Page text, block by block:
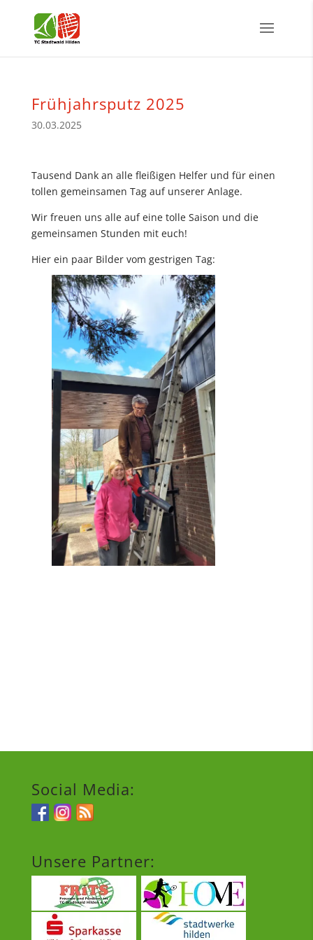
Frühjahrsputz 2025
30.03.2025
Tausend Dank an alle fleißigen Helfer und für einen
tollen gemeinsamen Tag auf unserer Anlage.
Wir freuen uns alle auf eine tolle Saison und die
gemeinsamen Stunden mit euch!
Hier ein paar Bilder vom gestrigen Tag:
Social Media:
Unsere Partner: